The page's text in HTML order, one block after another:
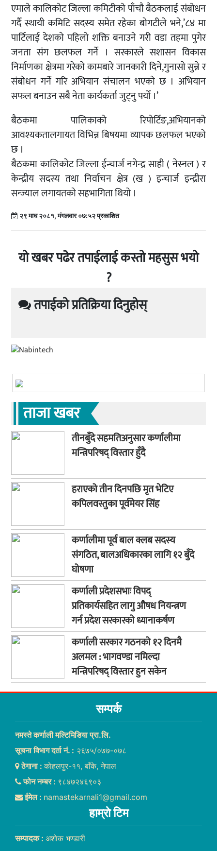
एमाले कालिकाेट जिल्ला कमिटीकाे पाँचाै बैठकलाई संबाेधन
गर्दै स्थायी कमिटि सदस्य समेत रहेका बाेगटीले भने,’८४ मा
पार्टिलाई देशकाे पहिलाे शक्ति बनाउने गरी वडा तहमा पुगेर
जनता संग छलफल गर्ने । सरकारले सशासन विकास
निर्माणका क्षेत्रमा गरेकाे कामबारे जानकारी दिने,गुनासाे सुन्ने र
संबाेधन गर्ने गरि अभियान संचालन भएकाे छ । अभियान
सफल बनाउन सबै नेता कार्यकर्ता जुट्नु पर्याे ।’
बैठकमा पालिकाको रिपोर्टिङ,अभियानको
आवश्यकतालगायत विभिन्न बिषयमा व्यापक छलफल भएको
छ ।
बैठकमा कालिकाेट जिल्ला ईन्चार्ज नगेन्द्र साही ( नेस्नल ) र
केन्द्रीय सदस्य तथा निर्वाचन क्षेत्र (ख ) इन्चार्ज इन्द्रीरा
सन्ज्याल लगायतकाे सहभागिता थियाे ।
२९ माघ २०८१, मंगलवार ०७:५२ प्रकाशित
यो खबर पढेर तपाईलाई कस्तो महसुस भयो
?
तपाईको प्रतिक्रिया दिनुहोस्
ताजा खबर
तीनबुँदे सहमतिअनुसार कर्णालीमा
मन्त्रिपरिषद् विस्तार हुँदै
हराएको तीन दिनपछि मृत भेटिए
कपिलवस्तुका पूर्वमेयर सिंह
कर्णालीमा पूर्व बाल क्लब सदस्य
संगठित, बालअधिकारका लागि १२ बुँदे
घोषणा
कर्णाली प्रदेशसभाः विपद्
प्रतिकार्यसहित लागु औषध नियन्त्रण
गर्न प्रदेश सरकारको ध्यानाकर्षण
कर्णाली सरकार गठनको १२ दिनमै
अलमल : भागवण्डा नमिल्दा
मन्त्रिपरिषद् विस्तार हुन सकेन
सम्पर्क
नमस्ते कर्णाली मल्टिमिडिया प्रा.लि.
सूचना विभाग दर्ता नं. : २६७५/०७७-०७८
ठेगाना :काेहलपुर-११, बाँके, नेपाल
फोन नम्बर : ९८४७२४६९०३
ईमेल : namastekarnali1@gmail.com
हाम्राे टिम
सम्पादक : अशाेक भण्डारी